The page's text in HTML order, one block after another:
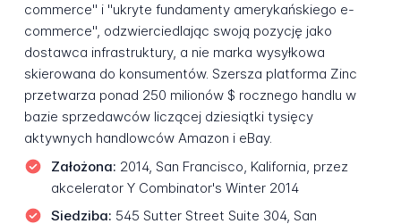
commerce" i "ukryte fundamenty amerykańskiego e-
commerce", odzwierciedlając swoją pozycję jako
dostawca infrastruktury, a nie marka wysyłkowa
skierowana do konsumentów. Szersza platforma Zinc
przetwarza ponad 250 milionów $ rocznego handlu w
bazie sprzedawców liczącej dziesiątki tysięcy
aktywnych handlowców Amazon i eBay.
Założona: 2014, San Francisco, Kalifornia, przez
akcelerator Y Combinator's Winter 2014
Siedziba: 545 Sutter Street Suite 304, San